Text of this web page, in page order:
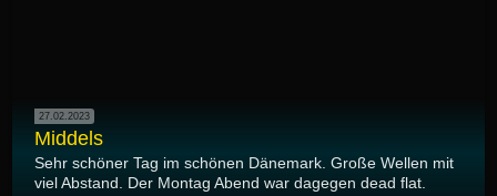
27.02.2023
Middels
Sehr schöner Tag im schönen Dänemark. Große Wellen mit
viel Abstand. Der Montag Abend war dagegen dead flat.